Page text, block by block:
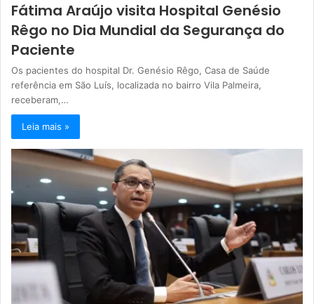
Fátima Araújo visita Hospital Genésio
Rêgo no Dia Mundial da Segurança do
Paciente
Os pacientes do hospital Dr. Genésio Rêgo, Casa de Saúde
referência em São Luís, localizada no bairro Vila Palmeira,
receberam,…
Leia mais »